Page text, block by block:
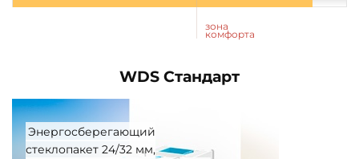
зона
комфорта
WDS Стандарт
Энергосберегающий
стеклопакет 24/32 мм,